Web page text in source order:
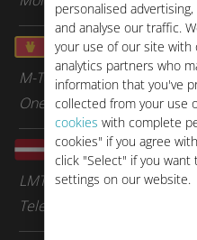
personalised
and analyse our traffic.
your use of our site with
analytics partners who
information that you've
collected from your use
cookies with complete
cookies" if you agree
click "Select" if you
settings on our website.
モンテネグロ
M-Tel
One Montenegro
ラトビア
LMT
Tele 2 Lettonie